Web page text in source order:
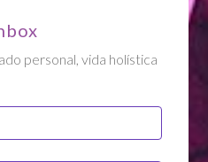
personal, vida holística